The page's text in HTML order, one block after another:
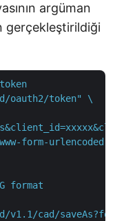
argüman
gerçekleştirildiği
oauth2/token" \
form-
format
cad/